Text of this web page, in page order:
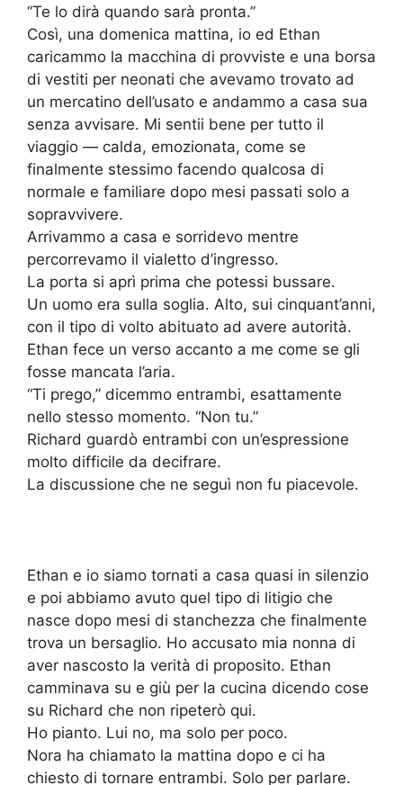
“Te lo dirà quando sarà pronta.”
Così, una domenica mattina, io ed Ethan
caricammo la macchina di provviste e una borsa
di vestiti per neonati che avevamo trovato ad
un mercatino dell’usato e andammo a casa sua
senza avvisare. Mi sentii bene per tutto il
viaggio — calda, emozionata, come se
finalmente stessimo facendo qualcosa di
normale e familiare dopo mesi passati solo a
sopravvivere.
Arrivammo a casa e sorridevo mentre
percorrevamo il vialetto d’ingresso.
La porta si aprì prima che potessi bussare.
Un uomo era sulla soglia. Alto, sui cinquant’anni,
con il tipo di volto abituato ad avere autorità.
Ethan fece un verso accanto a me come se gli
fosse mancata l’aria.
“Ti prego,” dicemmo entrambi, esattamente
nello stesso momento. “Non tu.”
Richard guardò entrambi con un’espressione
molto difficile da decifrare.
La discussione che ne seguì non fu piacevole.
Ethan e io siamo tornati a casa quasi in silenzio
e poi abbiamo avuto quel tipo di litigio che
nasce dopo mesi di stanchezza che finalmente
trova un bersaglio. Ho accusato mia nonna di
aver nascosto la verità di proposito. Ethan
camminava su e giù per la cucina dicendo cose
su Richard che non ripeterò qui.
Ho pianto. Lui no, ma solo per poco.
Nora ha chiamato la mattina dopo e ci ha
chiesto di tornare entrambi. Solo per parlare.